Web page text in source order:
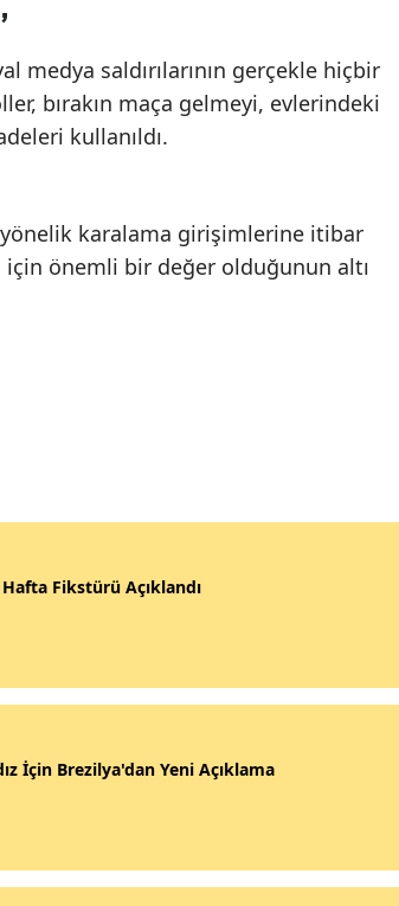
medya saldırılarının gerçekle hiçbir
bırakın maça gelmeyi, evlerindeki
kullanıldı.
yönelik karalama girişimlerine itibar
önemli bir değer olduğunun altı
Fikstürü Açıklandı
İçin Brezilya'dan Yeni Açıklama